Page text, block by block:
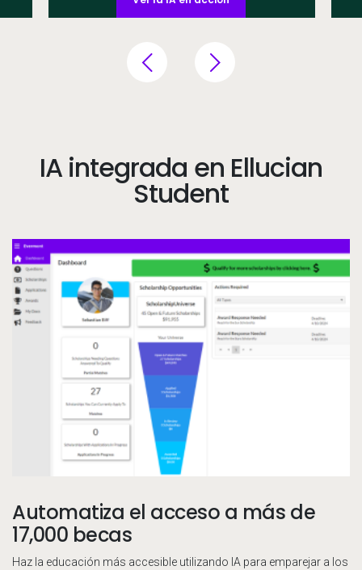
IA integrada en Ellucian
Student
Automatiza el acceso a más de
17,000 becas
Haz la educación más accesible utilizando IA para emparejar a los